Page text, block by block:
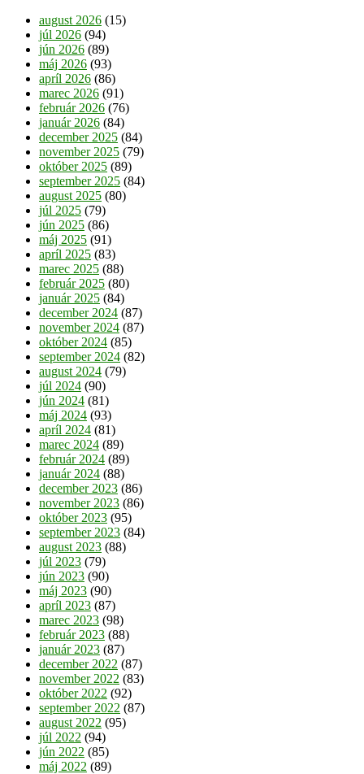
august 2026 (15)
júl 2026 (94)
jún 2026 (89)
máj 2026 (93)
apríl 2026 (86)
marec 2026 (91)
február 2026 (76)
január 2026 (84)
december 2025 (84)
november 2025 (79)
október 2025 (89)
september 2025 (84)
august 2025 (80)
júl 2025 (79)
jún 2025 (86)
máj 2025 (91)
apríl 2025 (83)
marec 2025 (88)
február 2025 (80)
január 2025 (84)
december 2024 (87)
november 2024 (87)
október 2024 (85)
september 2024 (82)
august 2024 (79)
júl 2024 (90)
jún 2024 (81)
máj 2024 (93)
apríl 2024 (81)
marec 2024 (89)
február 2024 (89)
január 2024 (88)
december 2023 (86)
november 2023 (86)
október 2023 (95)
september 2023 (84)
august 2023 (88)
júl 2023 (79)
jún 2023 (90)
máj 2023 (90)
apríl 2023 (87)
marec 2023 (98)
február 2023 (88)
január 2023 (87)
december 2022 (87)
november 2022 (83)
október 2022 (92)
september 2022 (87)
august 2022 (95)
júl 2022 (94)
jún 2022 (85)
máj 2022 (89)